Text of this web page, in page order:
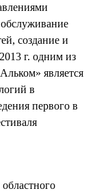
создание и
г. одним из
является
в
первого в